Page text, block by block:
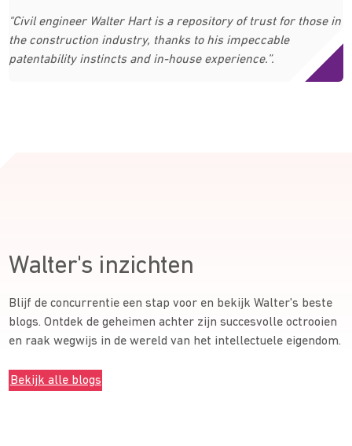
"Civil engineer Walter Hart is a repository of trust for those in
the construction industry, thanks to his impeccable
patentability instincts and in-house experience.”.
Walter's inzichten
Blijf de concurrentie een stap voor en bekijk Walter's beste
blogs. Ontdek de geheimen achter zijn succesvolle octrooien
en raak wegwijs in de wereld van het intellectuele eigendom.
Bekijk alle blogs